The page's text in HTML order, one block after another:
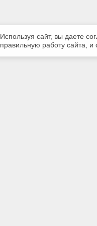
Используя сайт, вы даете
правильную работу сайта, и